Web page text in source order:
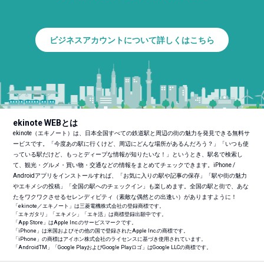
ビジネスアカウントについて詳しくはこちら
ekinote WEBとは
ekinote（エキノート）は、日本全国すべての鉄道駅と周辺の街の魅力を発見できる無料サ
ービスです。「今度あの駅に行くけど、周辺にどんな場所があるんだろう？」「いつも使
っている駅だけど、もっとディープな情報が知りたいな！」というとき、駅名で検索し
て、観光・グルメ・買い物・交通などの情報をまとめてチェックできます。iPhone /
Androidアプリをインストールすれば、「お気に入りの駅や記事の保存」「駅や街の魅力
やエキメシの投稿」「全国の駅へのチェックイン」も楽しめます。全国の駅と街で、あな
たをワクワクさせるセレンディピティ（素敵な偶然との出逢い）がありますように！
「ekinote／エキノート」は三菱電機株式会社の登録商標です。
「エキガタリ」「エキメシ」「エキ活」は商標登録出願中です。
「App Store」はApple Inc.のサービスマークです。
「iPhone」は米国およびその他の国で登録されたApple Inc.の商標です。
「iPhone」の商標はアイホン株式会社のライセンスに基づき使用されています。
「AndroidTM 」「Google PlayおよびGoogle Playロゴ」はGoogle LLCの商標です。